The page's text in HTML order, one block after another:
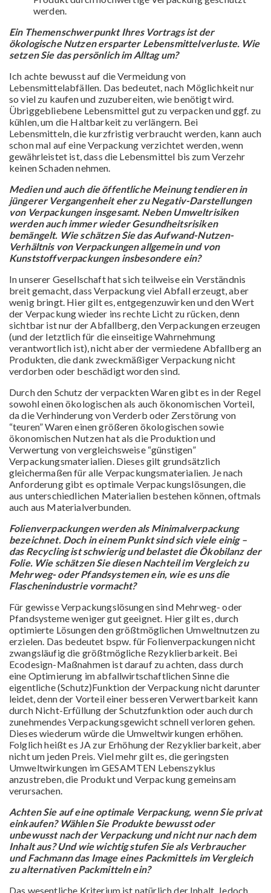
werden.
Ein Themenschwerpunkt Ihres Vortrags ist der
ökologische Nutzen ersparter Lebensmittelverluste. Wie
setzen Sie das persönlich im Alltag um?
Ich achte bewusst auf die Vermeidung von
Lebensmittelabfällen. Das bedeutet, nach Möglichkeit nur
so viel zu kaufen und zuzubereiten, wie benötigt wird.
Übriggebliebene Lebensmittel gut zu verpacken und ggf. zu
kühlen, um die Haltbarkeit zu verlängern. Bei
Lebensmitteln, die kurzfristig verbraucht werden, kann auch
schon mal auf eine Verpackung verzichtet werden, wenn
gewährleistet ist, dass die Lebensmittel bis zum Verzehr
keinen Schaden nehmen.
Medien und auch die öffentliche Meinung tendieren in
jüngerer Vergangenheit eher zu Negativ-Darstellungen
von Verpackungen insgesamt. Neben Umweltrisiken
werden auch immer wieder Gesundheitsrisiken
bemängelt. Wie schätzen Sie das Aufwand-Nutzen-
Verhältnis von Verpackungen allgemein und von
Kunststoffverpackungen insbesondere ein?
In unserer Gesellschaft hat sich teilweise ein Verständnis
breit gemacht, dass Verpackung viel Abfall erzeugt, aber
wenig bringt. Hier gilt es, entgegenzuwirken und den Wert
der Verpackung wieder ins rechte Licht zu rücken, denn
sichtbar ist nur der Abfallberg, den Verpackungen erzeugen
(und der letztlich für die einseitige Wahrnehmung
verantwortlich ist), nicht aber der vermiedene Abfallberg an
Produkten, die dank zweckmäßiger Verpackung nicht
verdorben oder beschädigt worden sind.
Durch den Schutz der verpackten Waren gibt es in der Regel
sowohl einen ökologischen als auch ökonomischen Vorteil,
da die Verhinderung von Verderb oder Zerstörung von
“teuren” Waren einen größeren ökologischen sowie
ökonomischen Nutzen hat als die Produktion und
Verwertung von vergleichsweise “günstigen”
Verpackungsmaterialien. Dieses gilt grundsätzlich
gleichermaßen für alle Verpackungsmaterialien. Je nach
Anforderung gibt es optimale Verpackungslösungen, die
aus unterschiedlichen Materialien bestehen können, oftmals
auch aus Materialverbunden.
Folienverpackungen werden als Minimalverpackung
bezeichnet. Doch in einem Punkt sind sich viele einig –
das Recycling ist schwierig und belastet die Ökobilanz der
Folie. Wie schätzen Sie diesen Nachteil im Vergleich zu
Mehrweg- oder Pfandsystemen ein, wie es uns die
Flaschenindustrie vormacht?
Für gewisse Verpackungslösungen sind Mehrweg- oder
Pfandsysteme weniger gut geeignet. Hier gilt es, durch
optimierte Lösungen den größtmöglichen Umweltnutzen zu
erzielen. Das bedeutet bspw. für Folienverpackungen nicht
zwangsläufig die größtmögliche Rezyklierbarkeit. Bei
Ecodesign-Maßnahmen ist darauf zu achten, dass durch
eine Optimierung im abfallwirtschaftlichen Sinne die
eigentliche (Schutz)Funktion der Verpackung nicht darunter
leidet, denn der Vorteil einer besseren Verwertbarkeit kann
durch Nicht-Erfüllung der Schutzfunktion oder auch durch
zunehmendes Verpackungsgewicht schnell verloren gehen.
Dieses wiederum würde die Umweltwirkungen erhöhen.
Folglich heißt es JA zur Erhöhung der Rezyklierbarkeit, aber
nicht um jeden Preis. Viel mehr gilt es, die geringsten
Umweltwirkungen im GESAMTEN Lebenszyklus
anzustreben, die Produkt und Verpackung gemeinsam
verursachen.
Achten Sie auf eine optimale Verpackung, wenn Sie privat
einkaufen? Wählen Sie Produkte bewusst oder
unbewusst nach der Verpackung und nicht nur nach dem
Inhalt aus? Und wie wichtig stufen Sie als Verbraucher
und Fachmann das Image eines Packmittels im Vergleich
zu alternativen Packmitteln ein?
Das wesentliche Kriterium ist natürlich der Inhalt. Jedoch